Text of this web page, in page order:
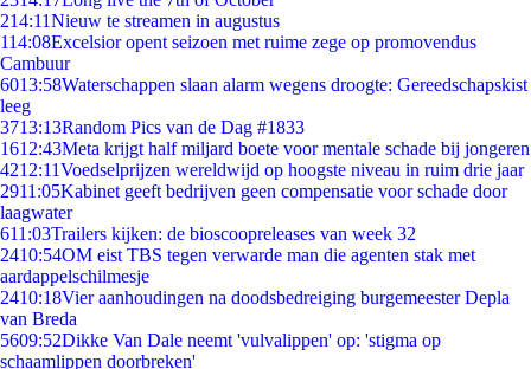
214:11Nieuw te streamen in augustus
114:08Excelsior opent seizoen met ruime zege op promovendus
Cambuur
6013:58Waterschappen slaan alarm wegens droogte: Gereedschapskist
leeg
3713:13Random Pics van de Dag #1833
1612:43Meta krijgt half miljard boete voor mentale schade bij jongeren
4212:11Voedselprijzen wereldwijd op hoogste niveau in ruim drie jaar
2911:05Kabinet geeft bedrijven geen compensatie voor schade door
laagwater
611:03Trailers kijken: de bioscoopreleases van week 32
2410:54OM eist TBS tegen verwarde man die agenten stak met
aardappelschilmesje
2410:18Vier aanhoudingen na doodsbedreiging burgemeester Depla
van Breda
5609:52Dikke Van Dale neemt 'vulvalippen' op: 'stigma op
schaamlippen doorbreken'